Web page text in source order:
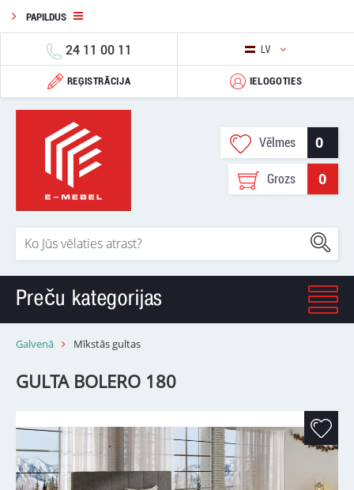
PAPILDUS
24 11 00 11 LV
REĢISTRĀCIJA IELOGOTIES
Vēlmes 0
Grozs 0
Preču kategorijas
Galvenā Mīkstās gultas
GULTA BOLERO 180